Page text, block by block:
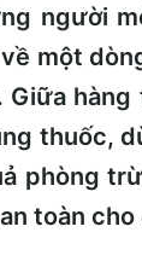
người
một
thuốc,
phòng
toàn cho